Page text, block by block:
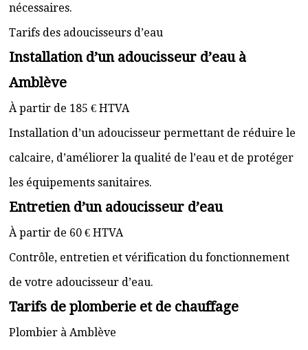
nécessaires.
Tarifs des adoucisseurs d’eau
Installation d’un adoucisseur d’eau à
Amblève
À partir de 185 € HTVA
Installation d’un adoucisseur permettant de réduire le
calcaire, d’améliorer la qualité de l’eau et de protéger
les équipements sanitaires.
Entretien d’un adoucisseur d’eau
À partir de 60 € HTVA
Contrôle, entretien et vérification du fonctionnement
de votre adoucisseur d’eau.
Tarifs de plomberie et de chauffage
Plombier à Amblève